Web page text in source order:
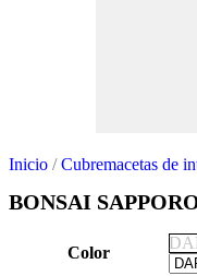
Inicio / Cubremacetas de
BONSAI
Color